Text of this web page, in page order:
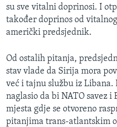
su sve vitalni doprinosi. I
također doprinos od
američki predsjednik.
Od ostalih pitanja,
stav vlade da Sirija mora
već i tajnu službu iz Libana.
naglasio da bi NATO savez
mjesta gdje se otvoreno
pitanjima trans-atlantskim